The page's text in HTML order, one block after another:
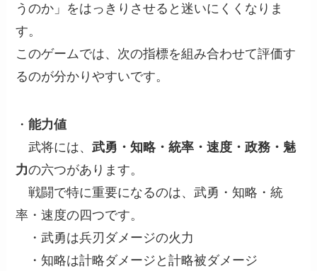
うのか」をはっきりさせると迷いにくくなりま
す。
このゲームでは、次の指標を組み合わせて評価す
るのが分かりやすいです。
・能力値
武将には、武勇・知略・統率・速度・政務・魅
力の六つがあります。
戦闘で特に重要になるのは、武勇・知略・統
率・速度の四つです。
・武勇は兵刃ダメージの火力
・知略は計略ダメージと計略被ダメージ